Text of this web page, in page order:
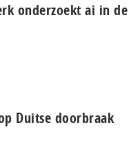
onderzoekt ai in de
Duitse doorbraak